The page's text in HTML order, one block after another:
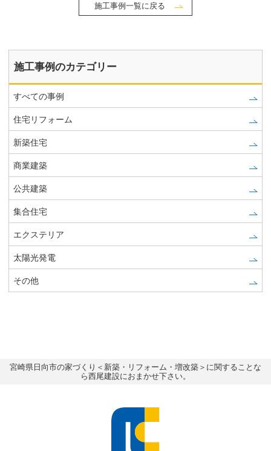
施工事例一覧に戻る
施工事例のカテゴリー
すべての事例
住宅リフォーム
新築住宅
商業建築
公共建築
集合住宅
エクステリア
太陽光発電
その他
宮崎県日向市の家づくり＜新築・リフォーム・増改築＞に関することな
ら西尾建設におまかせ下さい。